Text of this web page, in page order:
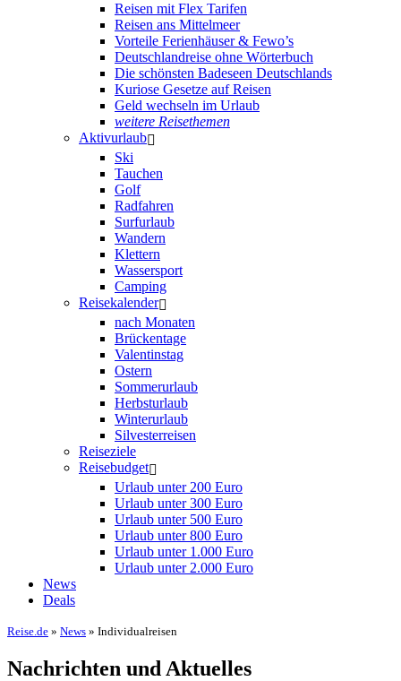
Reisen mit Flex Tarifen
Reisen ans Mittelmeer
Vorteile Ferienhäuser & Fewo’s
Deutschlandreise ohne Wörterbuch
Die schönsten Badeseen Deutschlands
Kuriose Gesetze auf Reisen
Geld wechseln im Urlaub
weitere Reisethemen
Aktivurlaub
Ski
Tauchen
Golf
Radfahren
Surfurlaub
Wandern
Klettern
Wassersport
Camping
Reisekalender
nach Monaten
Brückentage
Valentinstag
Ostern
Sommerurlaub
Herbsturlaub
Winterurlaub
Silvesterreisen
Reiseziele
Reisebudget
Urlaub unter 200 Euro
Urlaub unter 300 Euro
Urlaub unter 500 Euro
Urlaub unter 800 Euro
Urlaub unter 1.000 Euro
Urlaub unter 2.000 Euro
News
Deals
Reise.de » News » Individualreisen
Nachrichten und Aktuelles